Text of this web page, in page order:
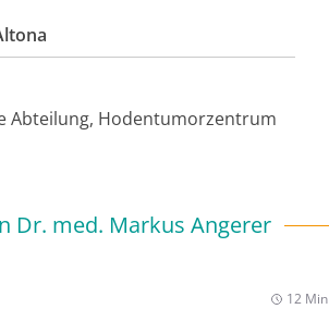
Abteilung, Hodentumorzentrum
Dr. med. Markus Angerer
12 Min